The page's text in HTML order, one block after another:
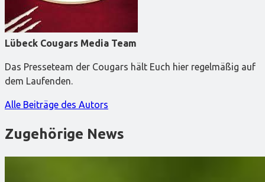
Lübeck Cougars Media Team
Das Presseteam der Cougars hält Euch hier regelmäßig auf
dem Laufenden.
Alle Beiträge des Autors
Zugehörige News